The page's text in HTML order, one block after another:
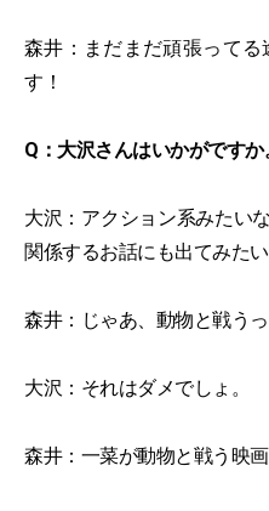
森井：まだまだ頑張ってる
す！
Q：大沢さんはいかがですか
大沢：アクション系みたい
関係するお話にも出てみたい
森井：じゃあ、動物と戦う
大沢：それはダメでしょ。
森井：一菜が動物と戦う映画